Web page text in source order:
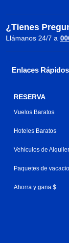
¿Tienes
Llámanos 24/7 a
Enlaces Rápidos
RESERVA
Vuelos Baratos
Hoteles Baratos
Vehículos de Alquiler
Paquetes de
Ahorra y gana $